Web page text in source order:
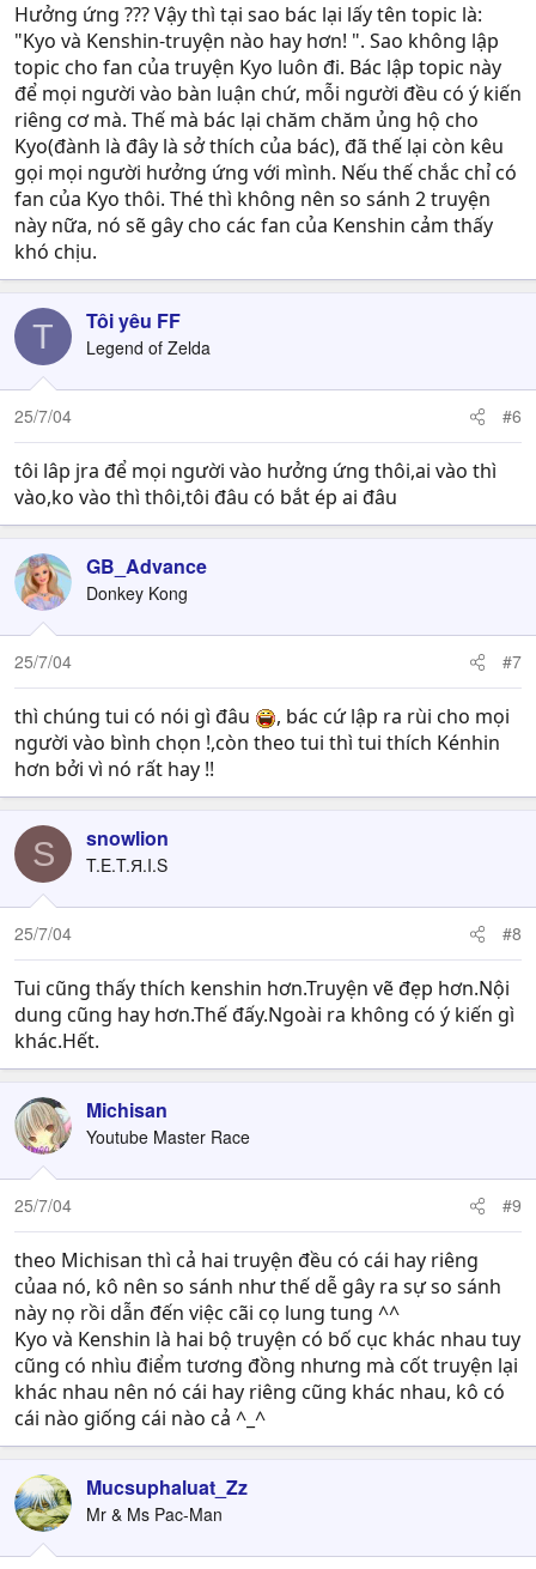
Hưởng ứng ??? Vậy thì tại sao bác lại lấy tên topic là:
"Kyo và Kenshin-truyện nào hay hơn! ". Sao không lập
topic cho fan của truyện Kyo luôn đi. Bác lập topic này
để mọi người vào bàn luận chứ, mỗi người đều có ý kiến
riêng cơ mà. Thế mà bác lại chăm chăm ủng hộ cho
Kyo(đành là đây là sở thích của bác), đã thế lại còn kêu
gọi mọi người hưởng ứng với mình. Nếu thế chắc chỉ có
fan của Kyo thôi. Thé thì không nên so sánh 2 truyện
này nữa, nó sẽ gây cho các fan của Kenshin cảm thấy
khó chịu.
T Tôi yêu FF
Legend of Zelda
25/7/04 #6
tôi lâp jra để mọi người vào hưởng ứng thôi,ai vào thì
vào,ko vào thì thôi,tôi đâu có bắt ép ai đâu
GB_Advance
Donkey Kong
25/7/04 #7
thì chúng tui có nói gì đâu
, bác cứ lập ra rùi cho mọi
người vào bình chọn !,còn theo tui thì tui thích Kénhin
hơn bởi vì nó rất hay !!
S snowlion
T.E.T.Я.I.S
25/7/04 #8
Tui cũng thấy thích kenshin hơn.Truyện vẽ đẹp hơn.Nội
dung cũng hay hơn.Thế đấy.Ngoài ra không có ý kiến gì
khác.Hết.
Michisan
Youtube Master Race
25/7/04 #9
theo Michisan thì cả hai truyện đều có cái hay riêng
củaa nó, kô nên so sánh như thế dễ gây ra sự so sánh
này nọ rồi dẫn đến việc cãi cọ lung tung ^^
Kyo và Kenshin là hai bộ truyện có bố cục khác nhau tuy
cũng có nhìu điểm tương đồng nhưng mà cốt truyện lại
khác nhau nên nó cái hay riêng cũng khác nhau, kô có
cái nào giống cái nào cả ^_^
Mucsuphaluat_Zz
Mr & Ms Pac-Man